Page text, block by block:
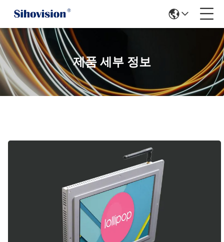
제품 세부 정보